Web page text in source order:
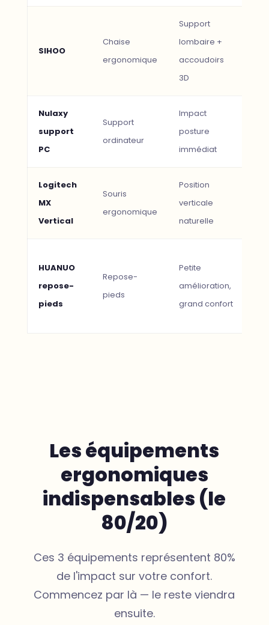
SIHOO
Chaise
ergonomique
Support
lombaire +
accoudoirs
3D
Nulaxy
support
PC
Support
ordinateur
Impact
posture
immédiat
Logitech
MX
Vertical
Souris
ergonomique
Position
verticale
naturelle
HUANUO
repose-
pieds
Repose-
pieds
Petite
amélioration,
grand confort
Les équipements
ergonomiques
indispensables (le
80/20)
Ces 3 équipements représentent 80%
de l'impact sur votre confort.
Commencez par là — le reste viendra
ensuite.